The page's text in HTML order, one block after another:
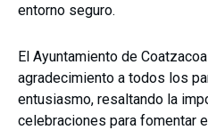
entorno seguro.
El Ayuntamiento de
agradecimiento a todos los
entusiasmo, resaltando la
celebraciones para fomentar